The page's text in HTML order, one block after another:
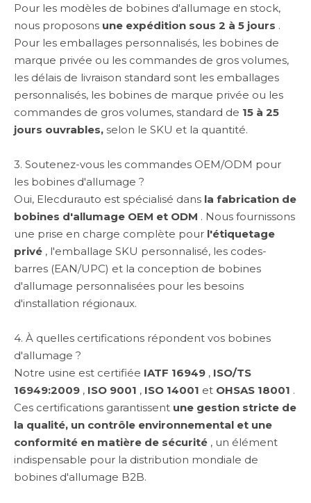
Pour les modèles de bobines d'allumage en stock,
nous proposons une expédition sous 2 à 5 jours .
Pour les emballages personnalisés, les bobines de
marque privée ou les commandes de gros volumes,
les délais de livraison standard sont les emballages
personnalisés, les bobines de marque privée ou les
commandes de gros volumes, standard de 15 à 25
jours ouvrables, selon le SKU et la quantité.
3. Soutenez-vous les commandes OEM/ODM pour
les bobines d'allumage ?
Oui, Elecdurauto est spécialisé dans la fabrication de
bobines d'allumage OEM et ODM . Nous fournissons
une prise en charge complète pour l'étiquetage
privé , l'emballage SKU personnalisé, les codes-
barres (EAN/UPC) et la conception de bobines
d'allumage personnalisées pour les besoins
d'installation régionaux.
4. À quelles certifications répondent vos bobines
d'allumage ?
Notre usine est certifiée IATF 16949 , ISO/TS
16949:2009 , ISO 9001 , ISO 14001 et OHSAS 18001 .
Ces certifications garantissent une gestion stricte de
la qualité, un contrôle environnemental et une
conformité en matière de sécurité , un élément
indispensable pour la distribution mondiale de
bobines d'allumage B2B.